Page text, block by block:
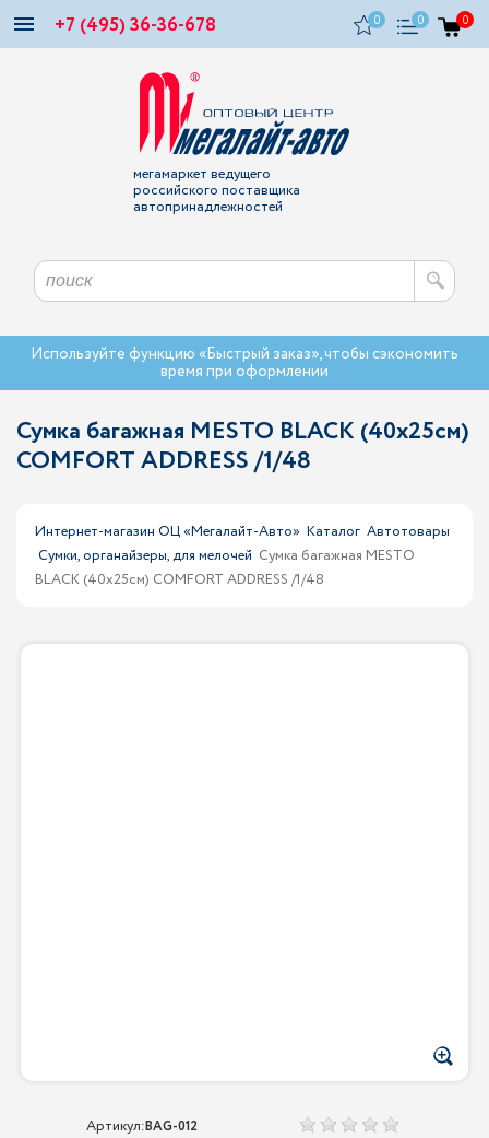
+7 (495) 36-36-678 0 0 0
мегамаркет ведущего
российского поставщика
автопринадлежностей
Используйте функцию «Быстрый заказ», чтобы сэкономить
время при оформлении
Сумка багажная MESTO BLACK (40х25см)
COMFORT ADDRESS /1/48
Интернет-магазин ОЦ «Мегалайт-Авто» Каталог Автотовары
Сумки, органайзеры, для мелочей Сумка багажная MESTO
BLACK (40х25см) COMFORT ADDRESS /1/48
Артикул:BAG-012